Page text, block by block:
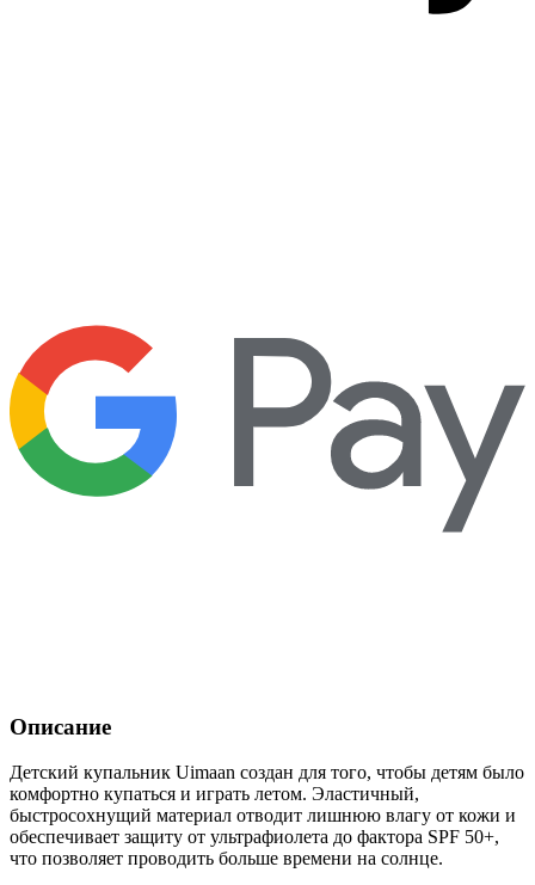
Описание
Детский купальник Uimaan создан для того, чтобы детям было
комфортно купаться и играть летом. Эластичный,
быстросохнущий материал отводит лишнюю влагу от кожи и
обеспечивает защиту от ультрафиолета до фактора SPF 50+,
что позволяет проводить больше времени на солнце.